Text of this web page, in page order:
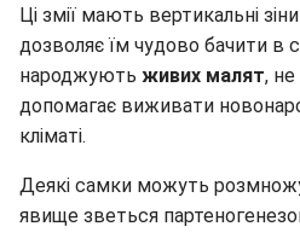
Ці змії мають вертикальні
дозволяє їм чудово бачити в
народжують живих малят,
допомагає виживати
кліматі.
Деякі самки можуть
явище зветься